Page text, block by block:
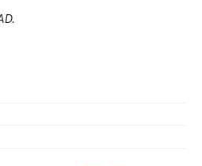
.